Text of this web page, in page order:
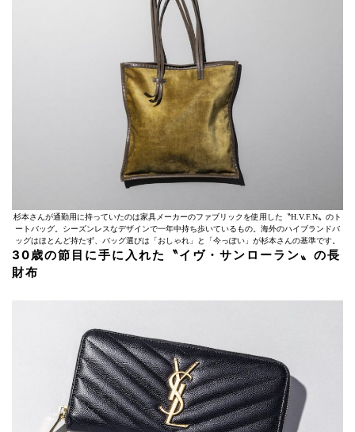
杉本さんが通勤用に持っていたのは家具メーカーのファブリックを使用した〝H.V.F.N〟のト
ートバッグ。シーズンレスなデザインで一年中持ち歩いているもの。海外のハイブランドバ
ッグはほとんど持たず、バッグ選びは「おしゃれ」と「今っぽい」が杉本さんの基準です。
30歳の節目に手に入れた〝イヴ・サンローラン〟の長
財布